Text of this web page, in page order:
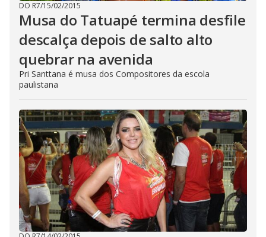
DO R7/15/02/2015
Musa do Tatuapé termina desfile
descalça depois de salto alto
quebrar na avenida
Pri Santtana é musa dos Compositores da escola
paulistana